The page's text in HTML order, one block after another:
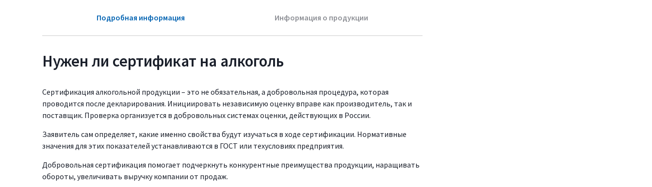
Подробная информация Информация о продукции
Нужен ли сертификат на алкоголь
Сертификация алкогольной продукции – это не обязательная, а добровольная процедура, которая
проводится после декларирования. Инициировать независимую оценку вправе как производитель, так и
поставщик. Проверка организуется в добровольных системах оценки, действующих в России.
Заявитель сам определяет, какие именно свойства будут изучаться в ходе сертификации. Нормативные
значения для этих показателей устанавливаются в ГОСТ или техусловиях предприятия.
Добровольная сертификация помогает подчеркнуть конкурентные преимущества продукции, наращивать
обороты, увеличивать выручку компании от продаж.